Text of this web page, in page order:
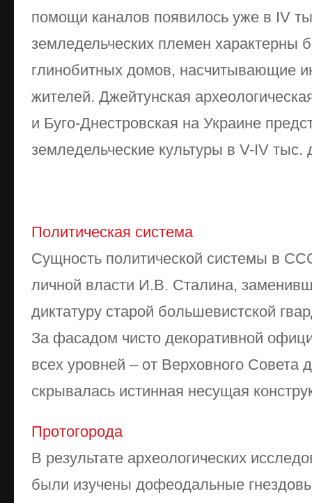
помощи каналов появилось уже в IV
земледельческих племен характерны
глинобитных домов, насчитывающие
жителей. Джейтунская
и Буго-Днестровская на Украине
земледельческие культуры в V-IV тыс.
Политическая система
Сущность политической системы в
личной власти И.В. Сталина,
диктатуру старой большевистской
За фасадом чисто декоративной
всех уровней – от Верховного Совета
скрывалась истинная несущая
Протогорода
В результате археологических
были изучены дофе­одальные